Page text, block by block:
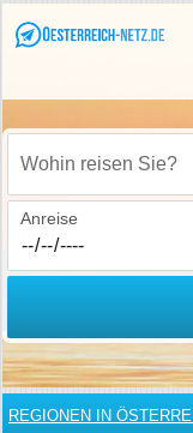
Wohin reisen Sie?
Anreise
REGIONEN IN